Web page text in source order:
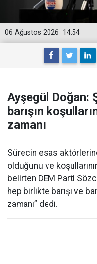
14:54
06 Ağustos 2026
Ayşegül Doğan:
barışın
zamanı
Sürecin esas
olduğunu ve
belirten DEM Parti
hep birlikte barışı ve
zamanı” dedi.